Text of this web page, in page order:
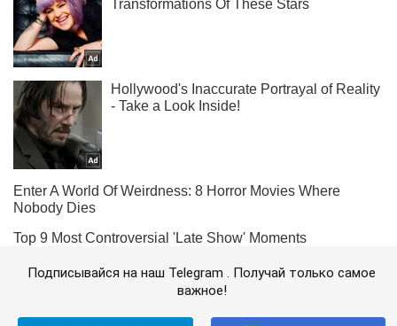
Подписывайся на наш Telegram . Получай только самое
важное!